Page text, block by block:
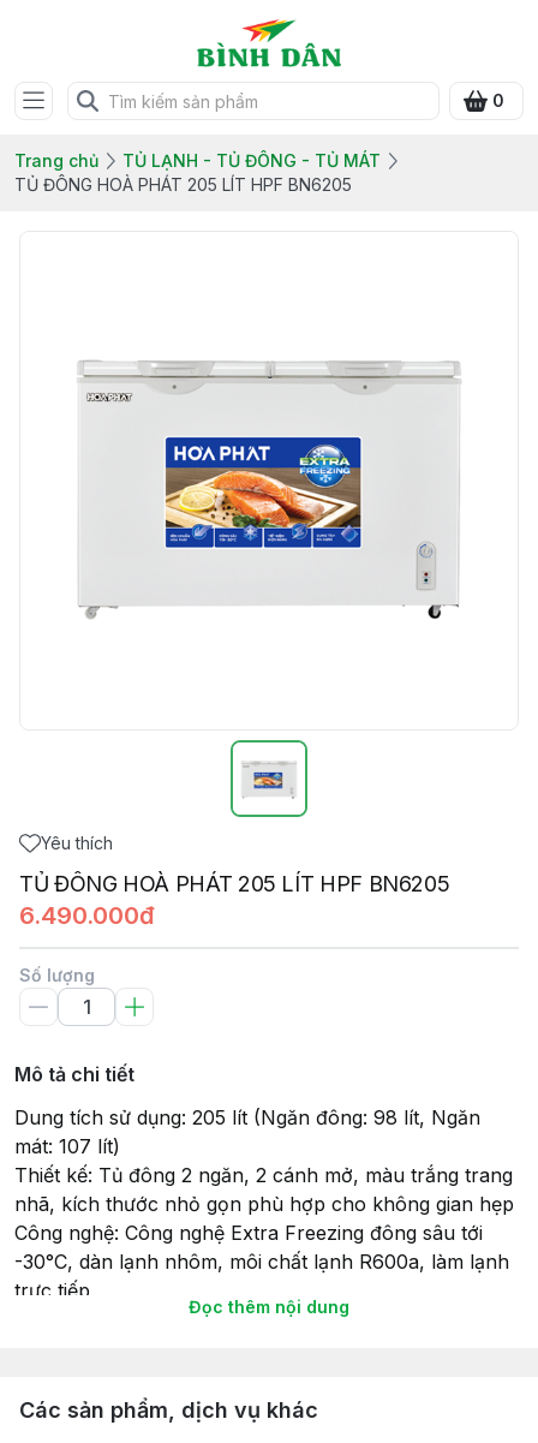
0
Trang chủ
TỦ LẠNH - TỦ ĐÔNG - TỦ MÁT
TỦ ĐÔNG HOÀ PHÁT 205 LÍT HPF BN6205
Yêu thích
TỦ ĐÔNG HOÀ PHÁT 205 LÍT HPF BN6205
6.490.000đ
Số lượng
Mô tả chi tiết
Dung tích sử dụng: 205 lít (Ngăn đông: 98 lít, Ngăn
mát: 107 lít)
Thiết kế: Tủ đông 2 ngăn, 2 cánh mở, màu trắng trang
nhã, kích thước nhỏ gọn phù hợp cho không gian hẹp
Công nghệ: Công nghệ Extra Freezing đông sâu tới
-30°C, dàn lạnh nhôm, môi chất lạnh R600a, làm lạnh
trực tiếp
Tiện ích: Khóa an toàn, giỏ treo linh hoạt, lỗ thoát nước
Mức tiêu thụ điện năng: Khoảng 1 kWh/ngày
Đọc thêm nội dung
Các sản phẩm, dịch vụ khác